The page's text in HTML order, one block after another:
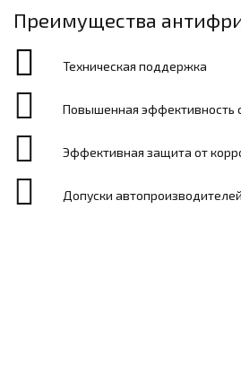
Преимущества
Техническая поддержка
Повышенная эффективность
Эффективная защита от
Допуски автопроизводителей